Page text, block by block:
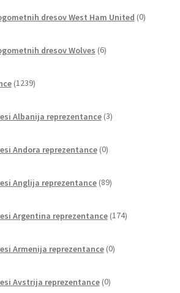
dresov West Ham United 0izdelkov
dresov Wolves 6izdelkov
1239izdelkov
Albanija reprezentance 3izdelki
Andora reprezentance 0izdelkov
Anglija reprezentance 89izdelkov
Argentina reprezentance 174izdelkov
Armenija reprezentance 0izdelkov
Avstrija reprezentance 0izdelkov